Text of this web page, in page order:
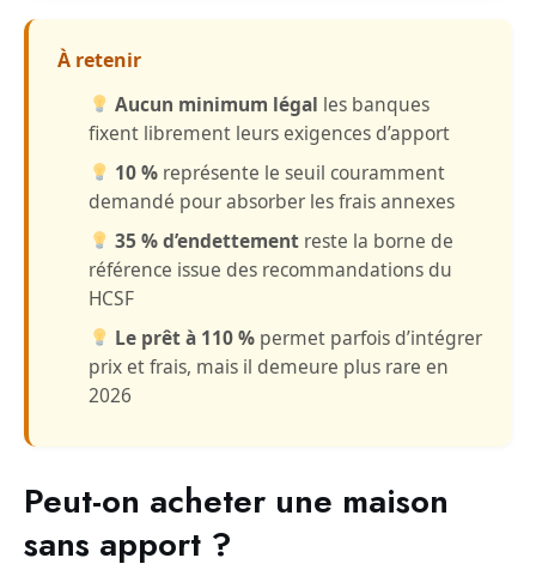
À retenir
Aucun minimum légal les banques
fixent librement leurs exigences d’apport
10 %représente le seuil couramment
demandé pour absorber les frais annexes
35 % d’endettementreste la borne de
référence issue des recommandations du
HCSF
Le prêt à 110 %permet parfois d’intégrer
prix et frais, mais il demeure plus rare en
2026
Peut-on acheter une maison
sans apport ?